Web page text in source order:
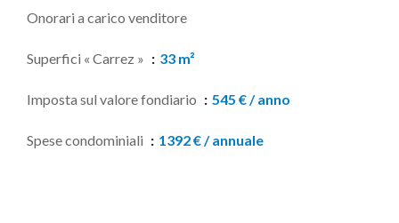
Onorari a carico venditore
Superfici « Carrez » 33 m²
Imposta sul valore fondiario 545 € / anno
Spese condominiali 1392 € / annuale